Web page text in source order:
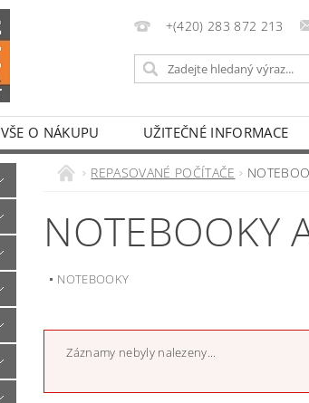
+(420) 283 872 213
VŠE O NÁKUPU UŽITEČNÉ INFORMACE
REPASOVANÉ POČÍTAČE
NOTEBOOKY
NOTEBOOKY
Záznamy nebyly nalezeny...